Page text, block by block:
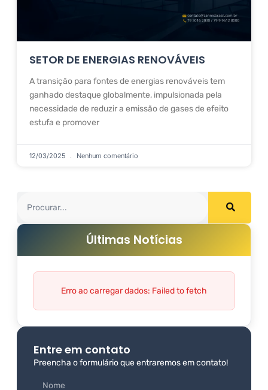
SETOR DE ENERGIAS RENOVÁVEIS
A transição para fontes de energias renováveis tem
ganhado destaque globalmente, impulsionada pela
necessidade de reduzir a emissão de gases de efeito
estufa e promover
12/03/2025 Nenhum comentário
Últimas Notícias
Erro ao carregar dados: Failed to fetch
Entre em contato
Preencha o formulário que entraremos em contato!